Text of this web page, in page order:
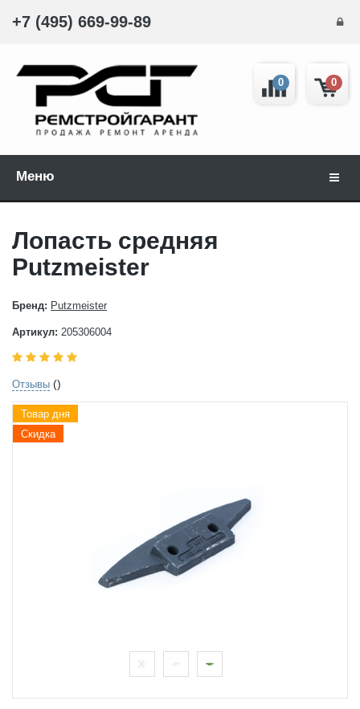
+7 (495) 669-99-89
0
0
Меню
Лопасть средняя
Putzmeister
Бренд: Putzmeister
Артикул: 205306004
Отзывы ()
Товар дня
Скидка